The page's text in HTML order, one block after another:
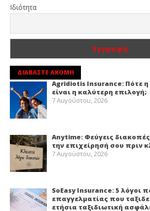
Ιδιότητα
ΔΙΑΒΑΣΤΕ ΑΚΟΜΗ
Agridiotis Insurance: Πότε
είναι η καλύτερη επιλογή;
7 Αυγούστου, 2026
Anytime: Φεύγεις
την επιχείρησή σου πριν
7 Αυγούστου, 2026
SoEasy Insurance: 5 λόγοι
επαγγελματίας που
ετήσια ταξιδιωτική